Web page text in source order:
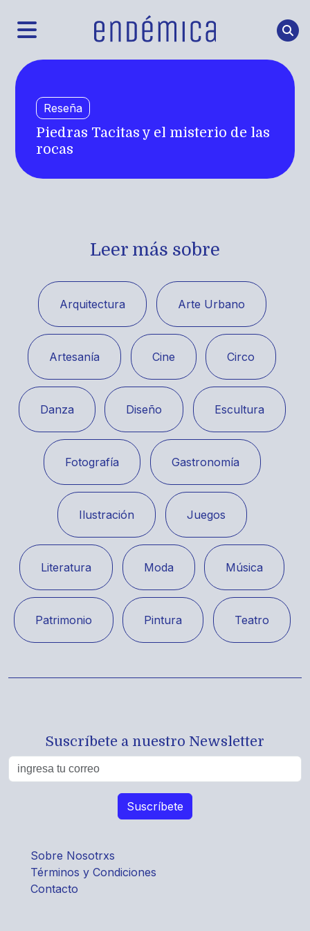
Reseña
Piedras Tacitas y el misterio de las
rocas
Leer más sobre
Arquitectura Arte Urbano
Artesanía Cine Circo
Danza Diseño Escultura
Fotografía Gastronomía
Ilustración Juegos
Literatura Moda Música
Patrimonio Pintura Teatro
Suscríbete a nuestro Newsletter
Sobre Nosotrxs
Términos y Condiciones
Contacto